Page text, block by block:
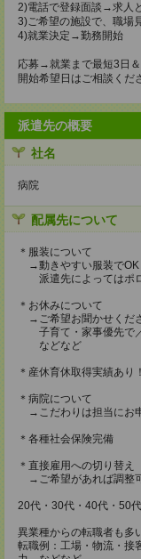
2)電話で登録面談→求人
3)ご希望の施設で、職場
4)就業決定→勤務開始
応募→就業まで最短3日
開始希望日はご相談くだ
派遣先の概要
社名
病院
配属先について
＊服装について
→動きやすい服装でOK
派遣先によってはポ
＊お休みについて
→ご希望お聞かせくだ
子育て・家事優先で
などなど
＊産休育休取得実績あり！
＊病院について
→こだわりは担当にお
＊各種社会保険完備
＊直接雇用への切り替え
→ご希望があれば調整
20代・30代・40代・50
異業種からの転職者も多
転職例：工場・物流・接